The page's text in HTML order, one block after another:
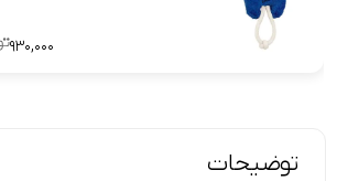
۹۳۰,۰۰۰
توضیحات